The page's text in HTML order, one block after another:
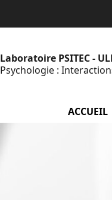
Laboratoire PSITEC -
Psychologie :
ACCUEIL